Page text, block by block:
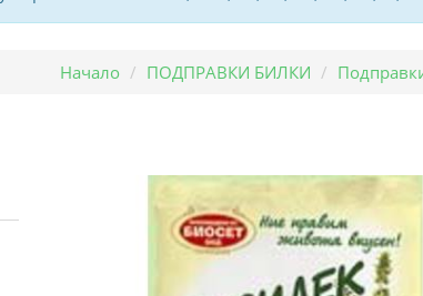
Начало ПОДПРАВКИ БИЛКИ